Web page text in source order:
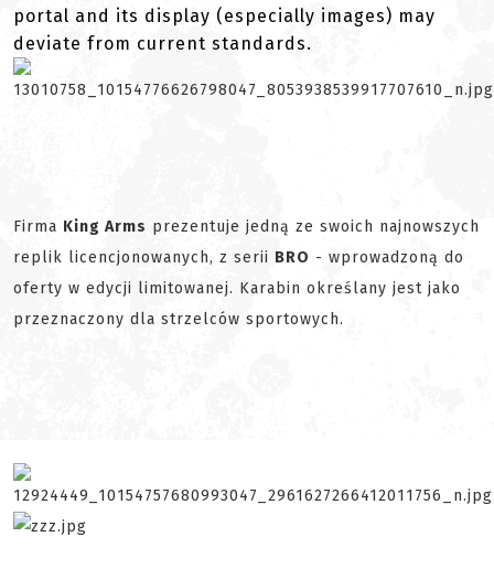
portal and its display (especially images) may
deviate from current standards.
Firma King Arms prezentuje jedną ze swoich najnowszych
replik licencjonowanych, z serii BRO - wprowadzoną do
oferty w edycji limitowanej. Karabin określany jest jako
przeznaczony dla strzelców sportowych.